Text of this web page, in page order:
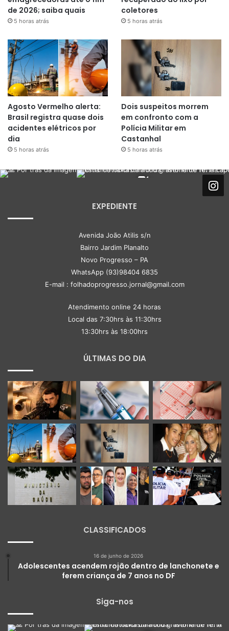
de 2026; saiba quais
5 horas atrás
coletores
5 horas atrás
Agosto Vermelho alerta:
Brasil registra quase dois
acidentes elétricos por
dia
5 horas atrás
Dois suspeitos morrem
em confronto com a
Polícia Militar em
Castanhal
5 horas atrás
EXPEDIENTE
Avenida João Atilis s/n
Bairro Jardim Planalto
Novo Progresso – PA
WhatsApp (93)98404 6835
E-mail : folhadoprogresso.jornal@gmail.com
Atendimento online 24 horas
Local das 7:30hrs às 11:30hrs
13:30hrs às 18:00hrs
ÚLTIMAS DO DIA
CLASSIFICADOS
16 de junho de 2026
Adolescentes acendem rojão dentro de lanchonete e
ferem criança de 7 anos no DF
Siga-nos